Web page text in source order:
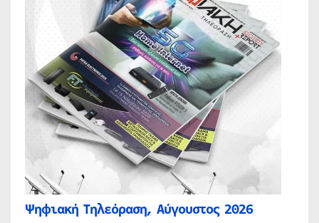
Ψηφιακή Τηλεόραση, Αύγουστος 2026